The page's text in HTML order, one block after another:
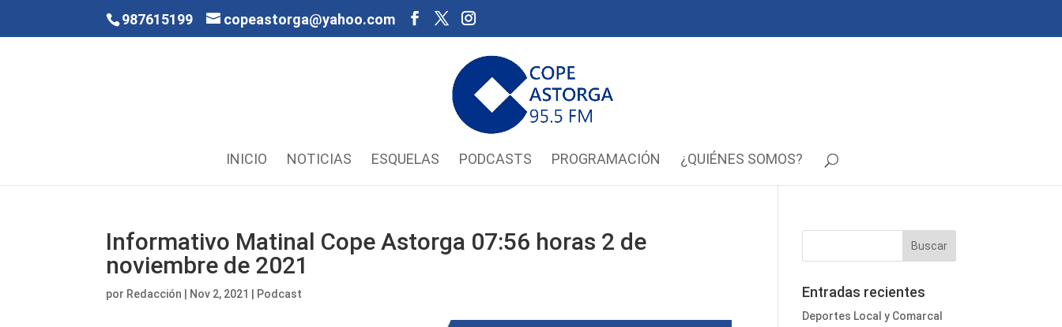
987615199 copeastorga@yahoo.com
INICIO NOTICIAS ESQUELAS PODCASTS PROGRAMACIÓN ¿QUIÉNES SOMOS?
Informativo Matinal Cope Astorga 07:56 horas 2 de
noviembre de 2021
por Redacción Nov 2, 2021 Podcast Entradas recientes
Deportes Local y Comarcal